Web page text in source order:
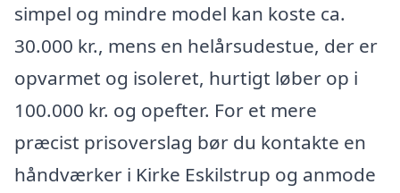
simpel og mindre model kan koste ca.
30.000 kr., mens en helårsudestue, der er
opvarmet og isoleret, hurtigt løber op i
100.000 kr. og opefter. For et mere
præcist prisoverslag bør du kontakte en
håndværker i Kirke Eskilstrup og anmode